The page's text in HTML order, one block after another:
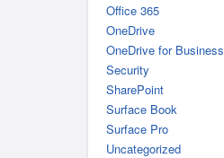
Office 365
OneDrive
OneDrive for Business
Security
SharePoint
Surface Book
Surface Pro
Uncategorized